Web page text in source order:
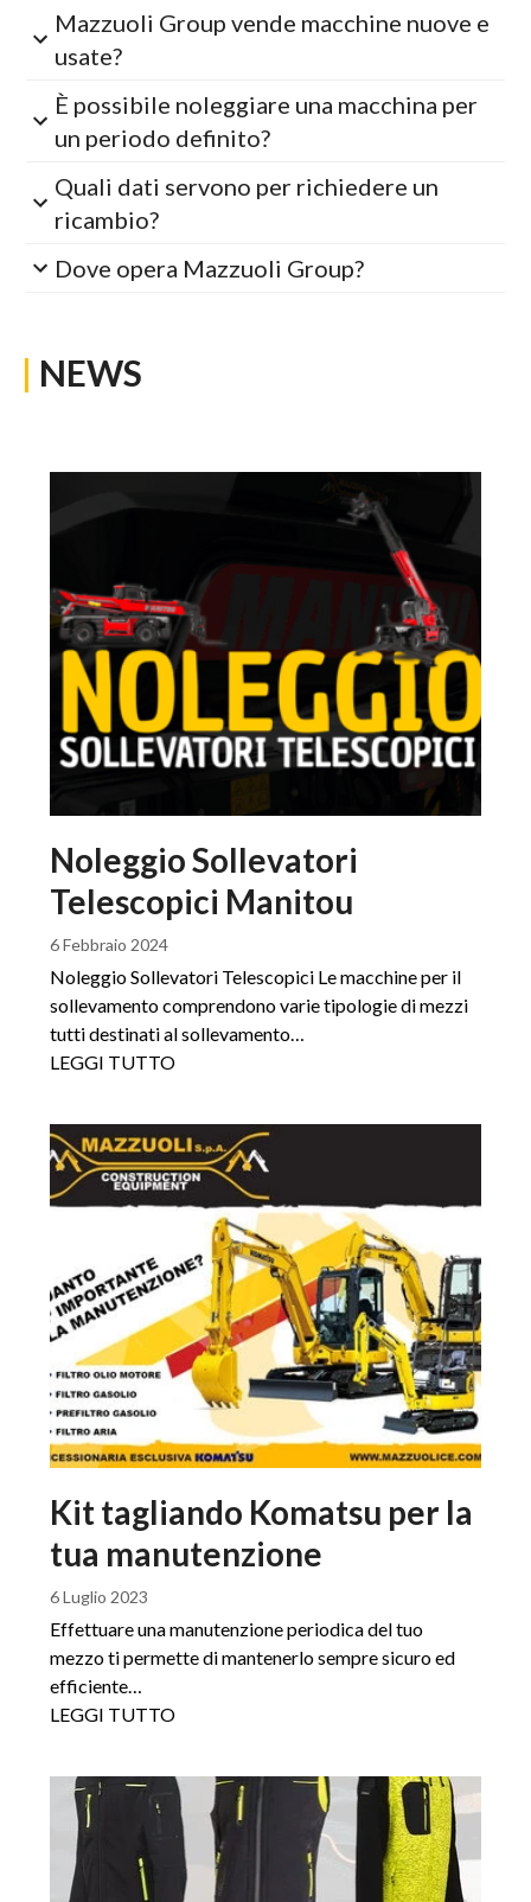
Mazzuoli Group vende macchine nuove e
usate?
È possibile noleggiare una macchina per
un periodo definito?
Quali dati servono per richiedere un
ricambio?
Dove opera Mazzuoli Group?
| NEWS
Noleggio Sollevatori
Telescopici Manitou
6 Febbraio 2024
Noleggio Sollevatori Telescopici Le macchine per il
sollevamento comprendono varie tipologie di mezzi
tutti destinati al sollevamento…
LEGGI TUTTO
Kit tagliando Komatsu per la
tua manutenzione
6 Luglio 2023
Effettuare una manutenzione periodica del tuo
mezzo ti permette di mantenerlo sempre sicuro ed
efficiente…
LEGGI TUTTO